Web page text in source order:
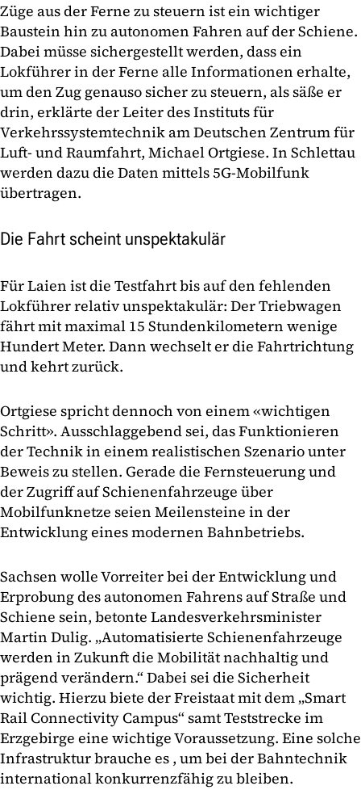
Züge aus der Ferne zu steuern ist ein wichtiger
Baustein hin zu autonomen Fahren auf der Schiene.
Dabei müsse sichergestellt werden, dass ein
Lokführer in der Ferne alle Informationen erhalte,
um den Zug genauso sicher zu steuern, als säße er
drin, erklärte der Leiter des Instituts für
Verkehrssystemtechnik am Deutschen Zentrum für
Luft- und Raumfahrt, Michael Ortgiese. In Schlettau
werden dazu die Daten mittels 5G-Mobilfunk
übertragen.
Die Fahrt scheint unspektakulär
Für Laien ist die Testfahrt bis auf den fehlenden
Lokführer relativ unspektakulär: Der Triebwagen
fährt mit maximal 15 Stundenkilometern wenige
Hundert Meter. Dann wechselt er die Fahrtrichtung
und kehrt zurück.
Ortgiese spricht dennoch von einem «wichtigen
Schritt». Ausschlaggebend sei, das Funktionieren
der Technik in einem realistischen Szenario unter
Beweis zu stellen. Gerade die Fernsteuerung und
der Zugriff auf Schienenfahrzeuge über
Mobilfunknetze seien Meilensteine in der
Entwicklung eines modernen Bahnbetriebs.
Sachsen wolle Vorreiter bei der Entwicklung und
Erprobung des autonomen Fahrens auf Straße und
Schiene sein, betonte Landesverkehrsminister
Martin Dulig. „Automatisierte Schienenfahrzeuge
werden in Zukunft die Mobilität nachhaltig und
prägend verändern.“ Dabei sei die Sicherheit
wichtig. Hierzu biete der Freistaat mit dem „Smart
Rail Connectivity Campus“ samt Teststrecke im
Erzgebirge eine wichtige Voraussetzung. Eine solche
Infrastruktur brauche es , um bei der Bahntechnik
international konkurrenzfähig zu bleiben.